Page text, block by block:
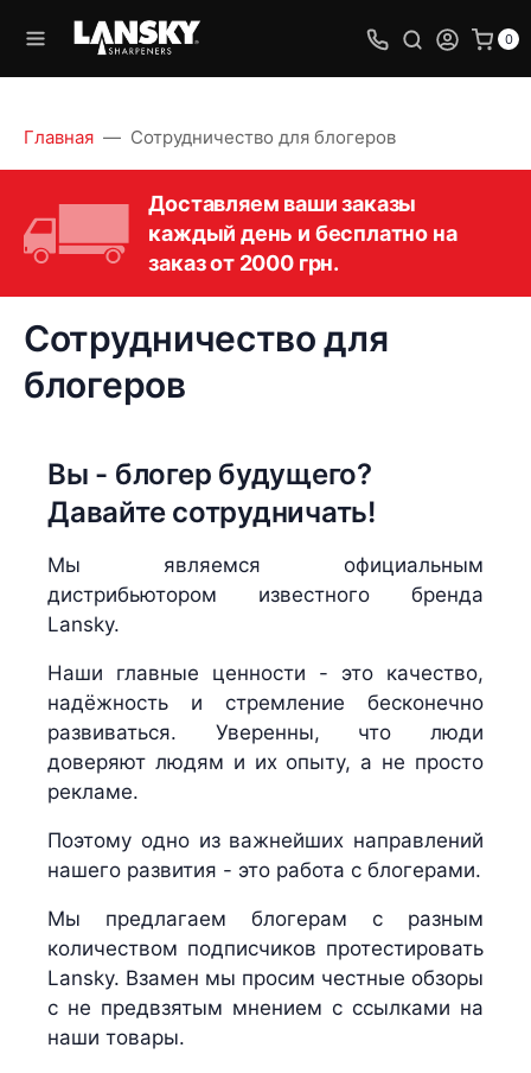
0
Главная Сотрудничество для блогеров
Доставляем ваши заказы
каждый день и бесплатно на
заказ от 2000 грн.
Сотрудничество для
блогеров
Вы - блогер будущего?
Давайте сотрудничать!
Мы являемся официальным
дистрибьютором известного бренда
Lansky.
Наши главные ценности - это качество,
надёжность и стремление бесконечно
развиваться. Уверенны, что люди
доверяют людям и их опыту, а не просто
рекламе.
Поэтому одно из важнейших направлений
нашего развития - это работа с блогерами.
Мы предлагаем блогерам с разным
количеством подписчиков протестировать
Lansky. Взамен мы просим честные обзоры
с не предвзятым мнением с ссылками на
наши товары.